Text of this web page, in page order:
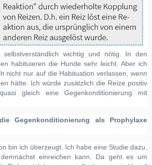
selbstverständlich wichtig und nötig. In den
habituieren die Hunde sehr leicht. Aber ich
nicht nur auf die Habituation verlassen, wenn
hätte. Ich würde zusätzlich die Reize positiv
gleich eine Gegenkonditionierung mit
Gegenkonditionierung als Prophylaxe
bin ich überzeugt. Ich habe eine Studie dazu,
einreichen kann. Da geht es um